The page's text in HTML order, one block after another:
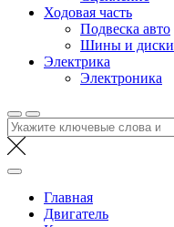
Ходовая часть
Подвеска авто
Шины и диски
Электрика
Электроника
Найти:
Главная
Двигатель